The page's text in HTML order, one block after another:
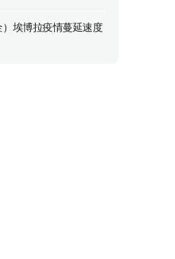
埃博拉疫情蔓延速度